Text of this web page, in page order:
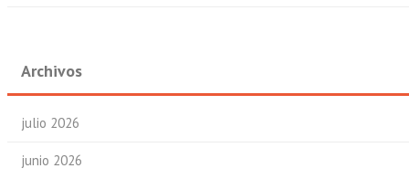
Archivos
julio 2026
junio 2026